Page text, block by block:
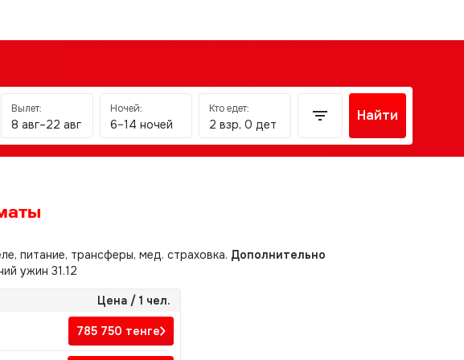
Вылет:
8 авг–22 авг
Ночей:
6–14 ночей
Кто едет:
2 взр, 0 дет
Найти
питание, трансферы, мед. страховка. Дополнительно
ужин 31.12
Цена / 1 чел.
785 750 тенге